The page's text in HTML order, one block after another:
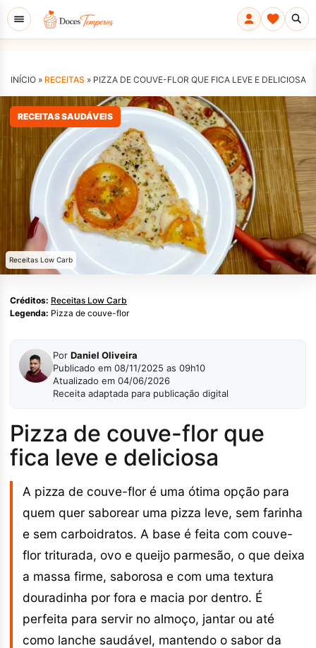
INÍCIO » RECEITAS » PIZZA DE COUVE-FLOR QUE FICA LEVE E DELICIOSA
RECEITAS SAUDÁVEIS
Receitas Low Carb
Créditos: Receitas Low Carb
Legenda: Pizza de couve-flor
Por Daniel Oliveira
Publicado em 08/11/2025 as 09h10
Atualizado em 04/06/2026
Receita adaptada para publicação digital
Pizza de couve-flor que
fica leve e deliciosa
A pizza de couve-flor é uma ótima opção para
quem quer saborear uma pizza leve, sem farinha
e sem carboidratos. A base é feita com couve-
flor triturada, ovo e queijo parmesão, o que deixa
a massa firme, saborosa e com uma textura
douradinha por fora e macia por dentro. É
perfeita para servir no almoço, jantar ou até
como lanche saudável, mantendo o sabor da